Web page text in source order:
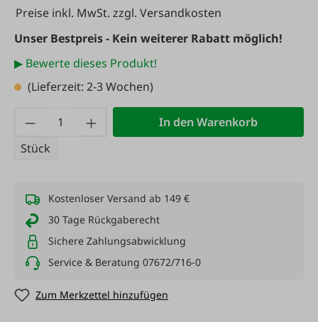
Preise inkl. MwSt. zzgl. Versandkosten
Unser Bestpreis - Kein weiterer Rabatt möglich!
▶ Bewerte dieses Produkt!
(Lieferzeit: 2-3 Wochen)
Produkt Anzahl: Gib den gewünschten
Stück
In den Warenkorb
Kostenloser Versand ab 149 €
30 Tage Rückgaberecht
Sichere Zahlungsabwicklung
Service & Beratung 07672/716-0
Zum Merkzettel hinzufügen